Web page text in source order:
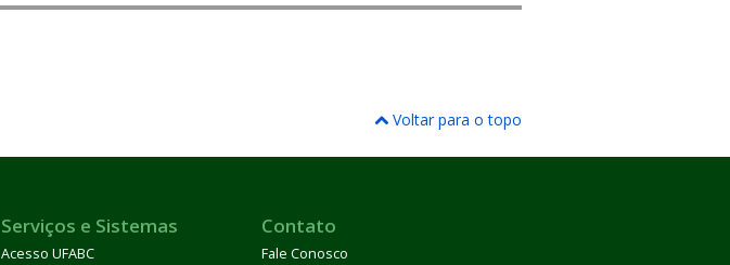
Voltar para o topo
Serviços e Sistemas
Acesso UFABC
Contato
Fale Conosco